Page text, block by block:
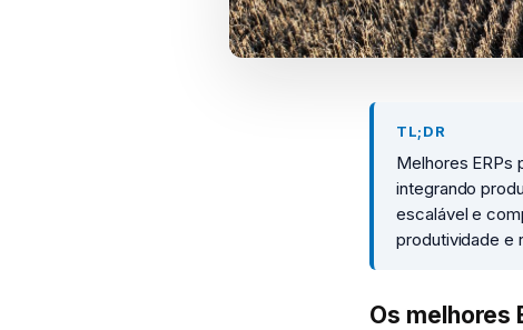
TL;DR
Melhores ERPs
integrando
escalável e
produtividade e
Os melhores